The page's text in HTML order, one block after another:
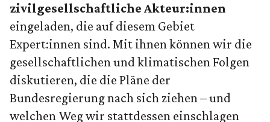
zivilgesellschaftliche Akteur:innen
eingeladen, die auf diesem Gebiet
Expert:innen sind. Mit ihnen können wir die
gesellschaftlichen und klimatischen Folgen
diskutieren, die die Pläne der
Bundesregierung nach sich ziehen – und
welchen Weg wir stattdessen einschlagen